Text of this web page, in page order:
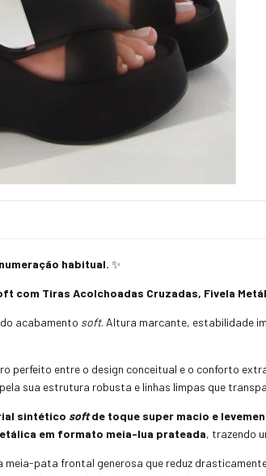
habitual. ✨
com Tiras Acolchoadas Cruzadas, Fivela
acabamento soft. Altura marcante, estabilidade
perfeito entre o design conceitual e o conforto
sua estrutura robusta e linhas limpas que
sintético softde toque super macio e
em formato meia-lua prateada, trazendo
meia-pata frontal generosa que reduz